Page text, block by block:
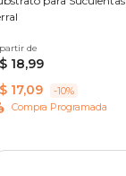
1,5 L de
18,99
17,09
-10%
Compra Programada